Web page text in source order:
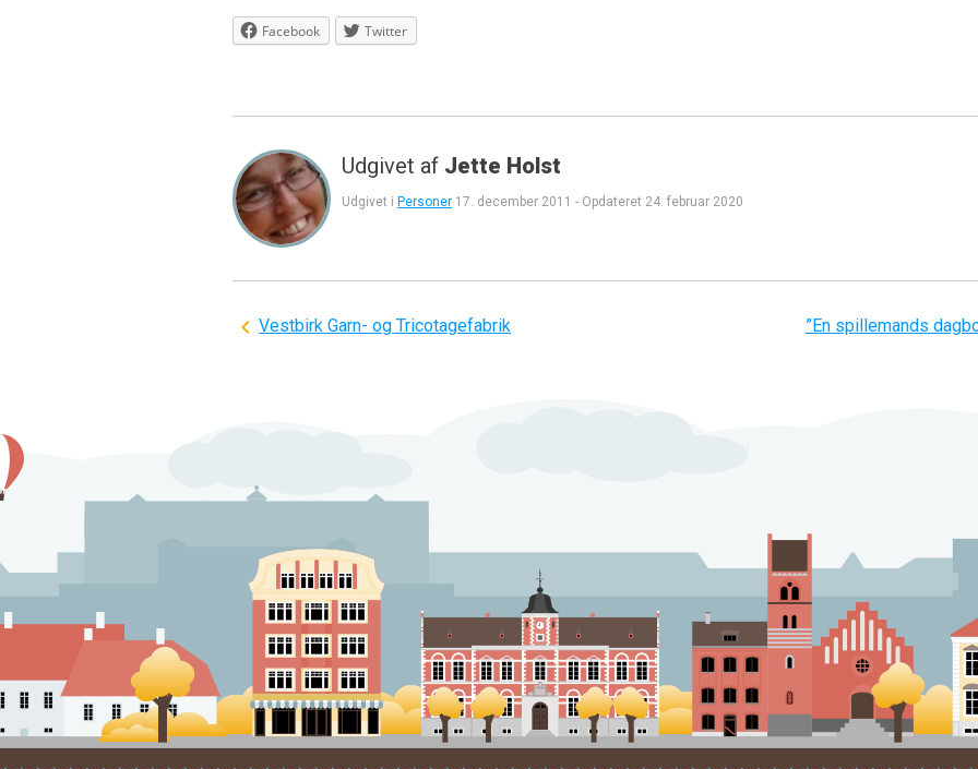
Facebook Twitter
Udgivet af Jette Holst
Udgivet i Personer 17. december 2011 - Opdateret 24. februar 2020
Indlægsnavigation
Vestbirk Garn- og Tricotagefabrik ”En spillemands